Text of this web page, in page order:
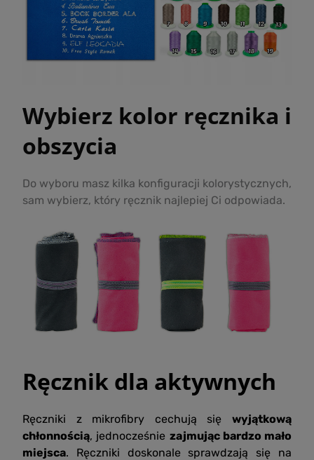
Wybierz kolor ręcznika i
obszycia
Do wyboru masz kilka konfiguracji kolorystycznych,
sam wybierz, który ręcznik najlepiej Ci odpowiada.
Ręcznik dla aktywnych
Ręczniki z mikrofibry cechują się wyjątkową
chłonnością, jednocześnie zajmując bardzo mało
miejsca. Ręczniki doskonale sprawdzają się na